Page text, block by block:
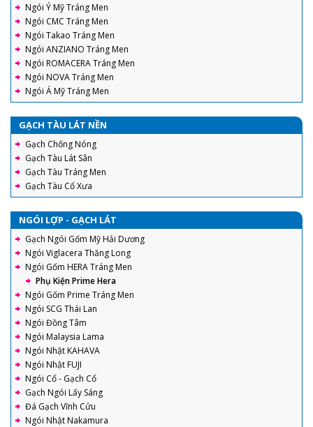
Ngói Ý Mỹ Tráng Men
Ngói CMC Tráng Men
Ngói Takao Tráng Men
Ngói ANZIANO Tráng Men
Ngói ROMACERA Tráng Men
Ngói NOVA Tráng Men
Ngói Á Mỹ Tráng Men
GẠCH TÀU LÁT NỀN
Gạch Chống Nóng
Gạch Tàu Lát Sân
Gạch Tàu Tráng Men
Gạch Tàu Cổ Xưa
NGÓI LỢP - GẠCH LÁT
Gạch Ngói Gốm Mỹ Hải Dương
Ngói Viglacera Thăng Long
Ngói Gốm HERA Tráng Men
Phụ Kiện Prime Hera
Ngói Gốm Prime Tráng Men
Ngói SCG Thái Lan
Ngói Đồng Tâm
Ngói Malaysia Lama
Ngói Nhật KAHAVA
Ngói Nhật FUJI
Ngói Cổ - Gạch Cổ
Gạch Ngói Lấy Sáng
Đá Gạch Vĩnh Cửu
Ngói Nhật Nakamura